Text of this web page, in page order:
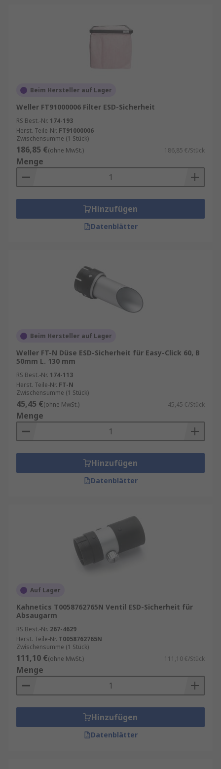
Beim Hersteller auf Lager
Weller FT91000006 Filter ESD-Sicherheit
RS Best.-Nr. 174-193
Herst. Teile-Nr. FT91000006
Zwischensumme (1 Stück)
186,85 €(ohne MwSt.) 186,85 €/Stück
Menge
Hinzufügen
Datenblätter
Beim Hersteller auf Lager
Weller FT-N Düse ESD-Sicherheit für Easy-Click 60, B
50mm L. 130 mm
RS Best.-Nr. 174-113
Herst. Teile-Nr. FT-N
Zwischensumme (1 Stück)
45,45 €(ohne MwSt.) 45,45 €/Stück
Menge
Hinzufügen
Datenblätter
Auf Lager
Kahnetics T0058762765N Ventil ESD-Sicherheit für
Absaugarm
RS Best.-Nr. 267-4629
Herst. Teile-Nr. T0058762765N
Zwischensumme (1 Stück)
111,10 €(ohne MwSt.) 111,10 €/Stück
Menge
Hinzufügen
Datenblätter